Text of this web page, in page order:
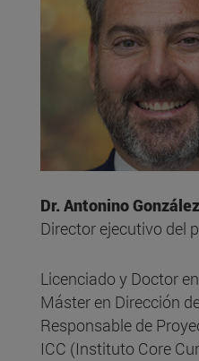
Dr. Antonino González
Director ejecutivo del
Licenciado y Doctor
Máster en Dirección
Responsable de
ICC (Instituto Core